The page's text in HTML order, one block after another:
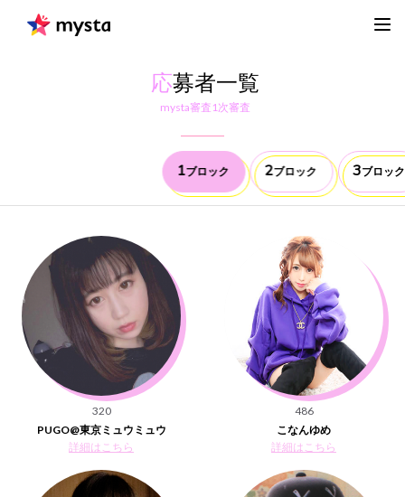
応募者一覧
mysta審査1次審査
1ブロック 2ブロック 3ブロック
320
PUGO@東京ミュウミュウ
詳細はこちら
486
こなんゆめ
詳細はこちら